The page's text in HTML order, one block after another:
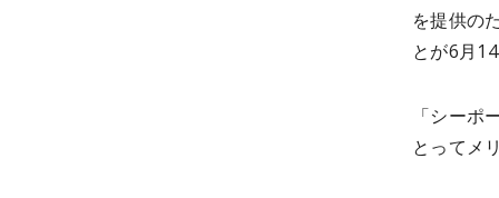
を提供の
とが6月
「シー
とってメ